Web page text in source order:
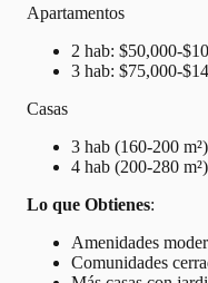
Apartamentos
2 hab: $50,000-
3 hab: $75,000-
Casas
3 hab (160-200
4 hab (200-280
Lo que Obtienes:
Amenidades
Comunidades